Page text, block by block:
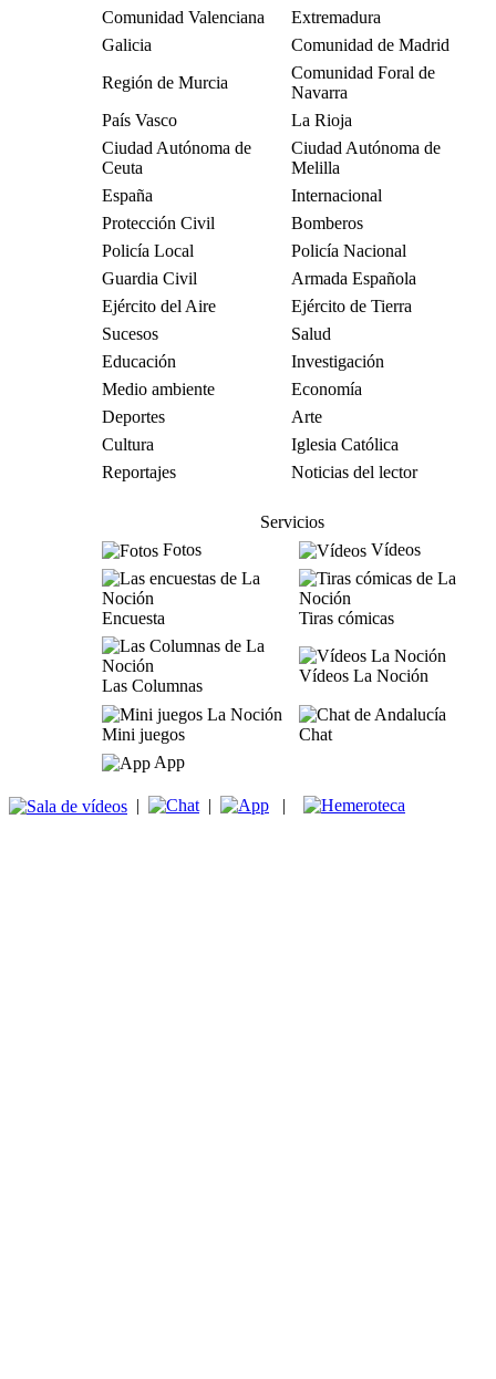
Comunidad Valenciana
Extremadura
Galicia
Comunidad de Madrid
Región de Murcia
Comunidad Foral de
Navarra
País Vasco
La Rioja
Ciudad Autónoma de
Ceuta
Ciudad Autónoma de
Melilla
España
Internacional
Protección Civil
Bomberos
Policía Local
Policía Nacional
Guardia Civil
Armada Española
Ejército del Aire
Ejército de Tierra
Sucesos
Salud
Educación
Investigación
Medio ambiente
Economía
Deportes
Arte
Cultura
Iglesia Católica
Reportajes
Noticias del lector
Servicios
Fotos
Vídeos
Encuesta Tiras cómicas
Las Columnas
Vídeos La Noción
Mini juegos
Chat
App
| | |